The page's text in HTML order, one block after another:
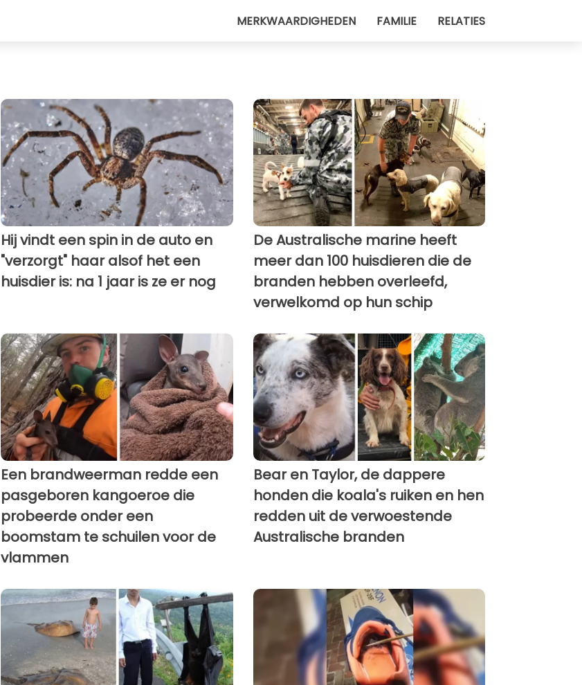
MERKWAARDIGHEDEN FAMILIE RELATIES
Hij vindt een spin in de auto en
"verzorgt" haar alsof het een
huisdier is: na 1 jaar is ze er nog
De Australische marine heeft
meer dan 100 huisdieren die de
branden hebben overleefd,
verwelkomd op hun schip
Een brandweerman redde een
pasgeboren kangoeroe die
probeerde onder een
boomstam te schuilen voor de
vlammen
Bear en Taylor, de dappere
honden die koala's ruiken en hen
redden uit de verwoestende
Australische branden